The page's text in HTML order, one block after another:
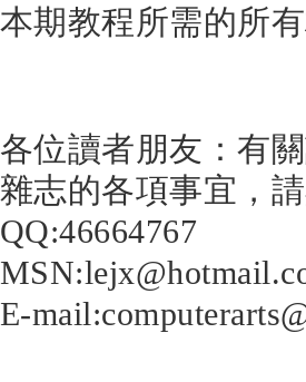
本期教程所需的所
各位讀者朋友：有
雜志的各項事宜，
QQ:46664767
E-